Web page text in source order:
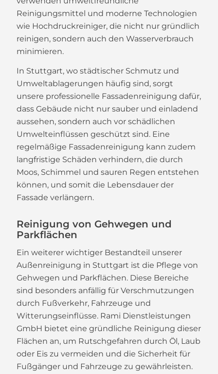
Reinigungsmittel und moderne Technologien
wie Hochdruckreiniger, die nicht nur gründlich
reinigen, sondern auch den Wasserverbrauch
minimieren.
In Stuttgart, wo städtischer Schmutz und
Umweltablagerungen häufig sind, sorgt
unsere professionelle Fassadenreinigung dafür,
dass Gebäude nicht nur sauber und einladend
aussehen, sondern auch vor schädlichen
Umwelteinflüssen geschützt sind. Eine
regelmäßige Fassadenreinigung kann zudem
langfristige Schäden verhindern, die durch
Moos, Schimmel und sauren Regen entstehen
können, und somit die Lebensdauer der
Fassade verlängern.
Reinigung von Gehwegen und
Parkflächen
Ein weiterer wichtiger Bestandteil unserer
Außenreinigung in Stuttgart ist die Pflege von
Gehwegen und Parkflächen. Diese Bereiche
sind besonders anfällig für Verschmutzungen
durch Fußverkehr, Fahrzeuge und
Witterungseinflüsse. Rami Dienstleistungen
GmbH bietet eine gründliche Reinigung dieser
Flächen an, um Rutschgefahren durch Öl, Laub
oder Eis zu vermeiden und die Sicherheit für
Fußgänger und Fahrzeuge zu gewährleisten.